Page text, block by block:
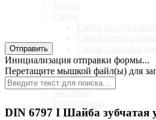
резьбы
Гвозди
Дюбельная
Заклепки
Оси
Отправить
Инициализация отправки формы...
Перетащите мышкой файл(ы) для
DIN 6797 I Шайба зубчатая